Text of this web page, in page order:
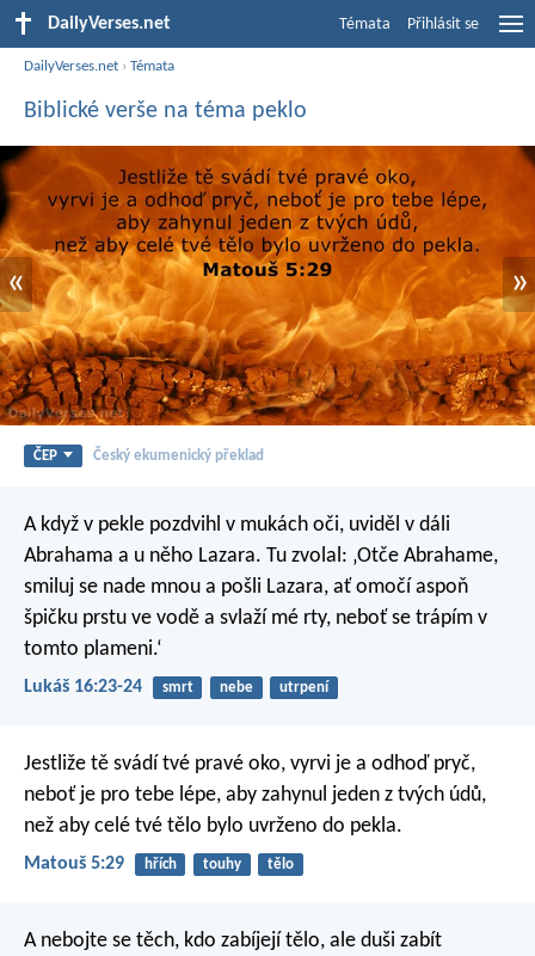
DailyVerses.net Témata Přihlásit se
DailyVerses.net ›Témata
Biblické verše na téma peklo
« »
ČEP Český ekumenický překlad
A když v pekle pozdvihl v mukách oči, uviděl v dáli
Abrahama a u něho Lazara. Tu zvolal: ‚Otče Abrahame,
smiluj se nade mnou a pošli Lazara, ať omočí aspoň
špičku prstu ve vodě a svlaží mé rty, neboť se trápím v
tomto plameni.‘
Lukáš 16:23-24 smrt nebe utrpení
Jestliže tě svádí tvé pravé oko, vyrvi je a odhoď pryč,
neboť je pro tebe lépe, aby zahynul jeden z tvých údů,
než aby celé tvé tělo bylo uvrženo do pekla.
Matouš 5:29 hřích touhy tělo
A nebojte se těch, kdo zabíjejí tělo, ale duši zabít